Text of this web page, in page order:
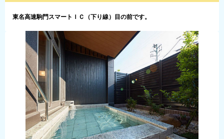
東名高速駒門スマートＩＣ（下り線）目の前です。